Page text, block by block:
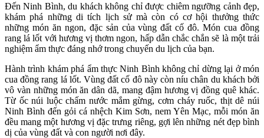
Đến Ninh Bình, du khách không chỉ được chiêm ngưỡng cảnh đẹp,
khám phá những di tích lịch sử mà còn có cơ hội thưởng thức
những món ăn ngon, đặc sản của vùng đất cố đô. Món cua đồng
rang lá lốt với hương vị thơm ngon, hấp dẫn chắc chắn sẽ là một trải
nghiệm ẩm thực đáng nhớ trong chuyến du lịch của bạn.
Hành trình khám phá ẩm thực Ninh Bình không chỉ dừng lại ở món
cua đồng rang lá lốt. Vùng đất cố đô này còn níu chân du khách bởi
vô vàn những món ăn dân dã, mang đậm hương vị đồng quê khác.
Từ ốc núi luộc chấm nước mắm gừng, cơm cháy ruốc, thịt dê núi
Ninh Bình đến gỏi cá nhệch Kim Sơn, nem Yên Mạc, mỗi món ăn
đều mang một hương vị đặc trưng riêng, gợi lên những nét đẹp bình
dị của vùng đất và con người nơi đây.